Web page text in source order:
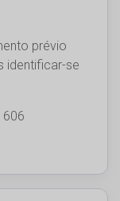
prévio
identificar-se